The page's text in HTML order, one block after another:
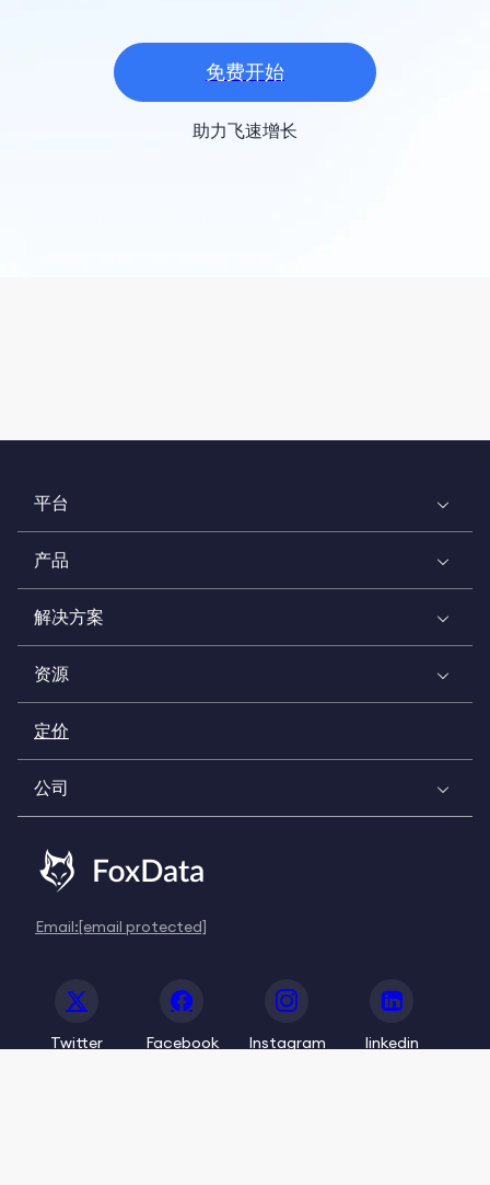
免费开始
助力飞速增长
平台
产品
解决方案
资源
定价
公司
Email:[email protected]
Twitter Facebook Instagram linkedin